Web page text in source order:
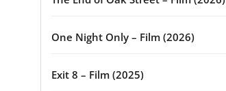
One Night Only – Film (2026)
Exit 8 – Film (2025)